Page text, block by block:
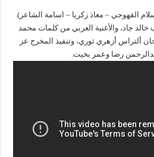
القهوجي – معاذ زكريا – اسامة الشاعر).
خالد جاد، والأغنية العربي من كلمات محمد
ألتراس أزهري ثوري، وتنفيذ المخرج عز
رضا وعمر بخيت.